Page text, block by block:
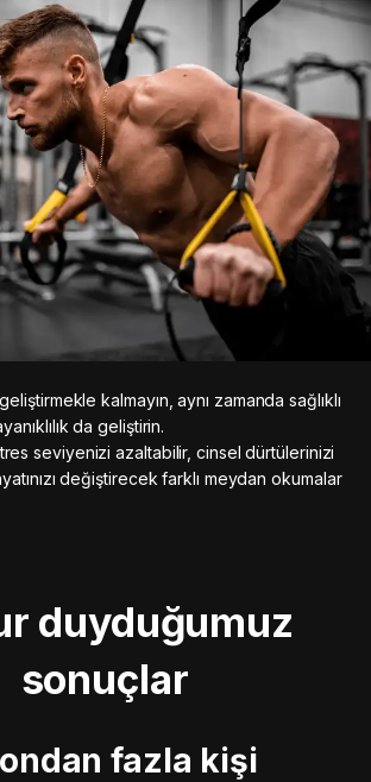
kalmayın, aynı zamanda sağlıklı
da geliştirin.
seviyenizi azaltabilir, cinsel dürtülerinizi
değiştirecek farklı meydan okumalar
duyduğumuz
sonuçlar
fazla kişi